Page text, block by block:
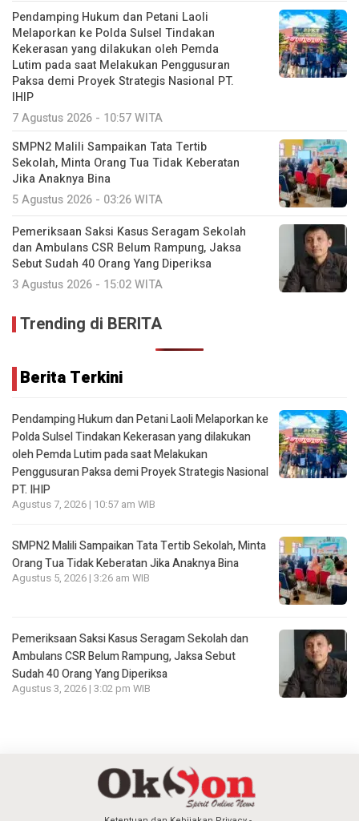
Pendamping Hukum dan Petani Laoli
Melaporkan ke Polda Sulsel Tindakan
Kekerasan yang dilakukan oleh Pemda
Lutim pada saat Melakukan Penggusuran
Paksa demi Proyek Strategis Nasional PT.
IHIP
7 Agustus 2026 - 10:57 WITA
SMPN2 Malili Sampaikan Tata Tertib
Sekolah, Minta Orang Tua Tidak Keberatan
Jika Anaknya Bina
5 Agustus 2026 - 03:26 WITA
Pemeriksaan Saksi Kasus Seragam Sekolah
dan Ambulans CSR Belum Rampung, Jaksa
Sebut Sudah 40 Orang Yang Diperiksa
3 Agustus 2026 - 15:02 WITA
Trending di BERITA
Berita Terkini
Pendamping Hukum dan Petani Laoli Melaporkan ke
Polda Sulsel Tindakan Kekerasan yang dilakukan
oleh Pemda Lutim pada saat Melakukan
Penggusuran Paksa demi Proyek Strategis Nasional
PT. IHIP
Agustus 7, 2026 | 10:57 am WIB
SMPN2 Malili Sampaikan Tata Tertib Sekolah, Minta
Orang Tua Tidak Keberatan Jika Anaknya Bina
Agustus 5, 2026 | 3:26 am WIB
Pemeriksaan Saksi Kasus Seragam Sekolah dan
Ambulans CSR Belum Rampung, Jaksa Sebut
Sudah 40 Orang Yang Diperiksa
Agustus 3, 2026 | 3:02 pm WIB